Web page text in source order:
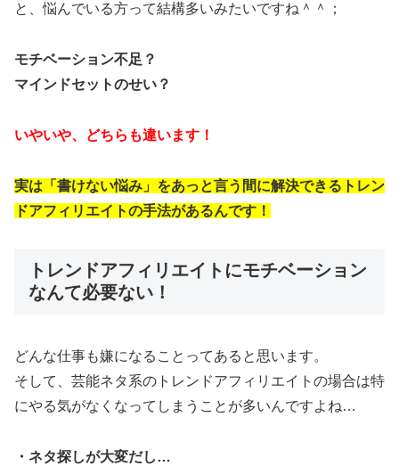
と、悩んでいる方って結構多いみたいですね＾＾；
モチベーション不足？
マインドセットのせい？
いやいや、どちらも違います！
実は「書けない悩み」をあっと言う間に解決できるトレン
ドアフィリエイトの手法があるんです！
トレンドアフィリエイトにモチベーション
なんて必要ない！
どんな仕事も嫌になることってあると思います。
そして、芸能ネタ系のトレンドアフィリエイトの場合は特
にやる気がなくなってしまうことが多いんですよね…
・ネタ探しが大変だし…